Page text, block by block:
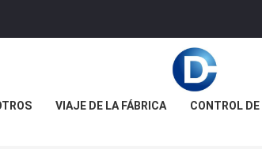
VIAJE DE LA FÁBRICA CONTROL